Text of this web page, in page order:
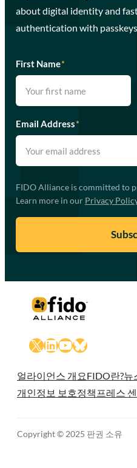
about digital identity and
authentication with passkeys.
First Name*
Email Address*
FIDO Alliance is committed to
Learn more in our Privacy
X LinkedIn
YouTube
Bluesky
얼라이언스 개요FIDO란?뉴
개인정보 보호정책 프레스
Copyright © 2025 판권 소유